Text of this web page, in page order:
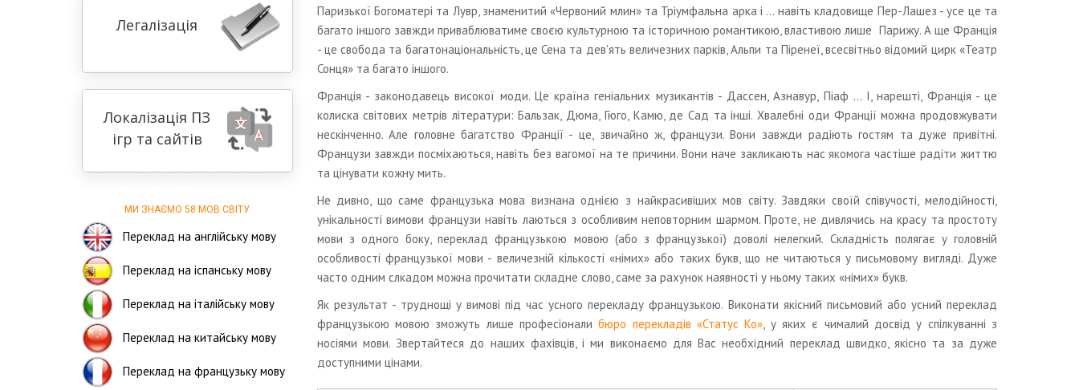
Легалізація
Локалізація ПЗ
ігр та сайтів
МИ ЗНАЄМО 58 МОВ СВІТУ
Переклад на англійську мову
Переклад на іспанську мову
Переклад на італійську мову
Переклад на китайську мову
Переклад на французьку мову
Паризької Богоматері та Лувр, знаменитий «Червоний млин» та Тріумфальна арка і ... навіть кладовище Пер-Лашез - усе це та
багато іншого завжди приваблюватиме своєю культурною та історичною романтикою, властивою лише Парижу. А ще Франція
- це свобода та багатонаціональність, це Сена та дев'ять величезних парків, Альпи та Піренеї, всесвітньо відомий цирк «Театр
Сонця» та багато іншого.
Франція - законодавець високої моди. Це країна геніальних музикантів - Дассен, Азнавур, Піаф ... І, нарешті, Франція - це
колиска світових метрів літератури: Бальзак, Дюма, Гюго, Камю, де Сад та інші. Хвалебні оди Франції можна продовжувати
нескінченно. Але головне багатство Франції - це, звичайно ж, французи. Вони завжди радіють гостям та дуже привітні.
Французи завжди посміхаються, навіть без вагомої на те причини. Вони наче закликають нас якомога частіше радіти життю
та цінувати кожну мить.
Не дивно, що саме французька мова визнана однією з найкрасивіших мов світу. Завдяки своїй співучості, мелодійності,
унікальності вимови французи навіть лаються з особливим неповторним шармом. Проте, не дивлячись на красу та простоту
мови з одного боку, переклад французькою мовою (або з французької) доволі нелегкий. Складність полягає у головній
особливості французької мови - величезній кількості «німих» або таких букв, що не читаються у письмовому вигляді. Дуже
часто одним слкадом можна прочитати складне слово, саме за рахунок наявності у ньому таких «німих» букв.
Як результат - труднощі у вимові під час усного перекладу французькою. Виконати якісний письмовий або усний переклад
французькою мовою зможуть лише професіоналибюро перекладів «Статус Ко», у яких є чималий досвід у спілкуванні з
носіями мови. Звертайтеся до наших фахівців, і ми виконаємо для Вас необхідний переклад швидко, якісно та за дуже
доступними цінами.